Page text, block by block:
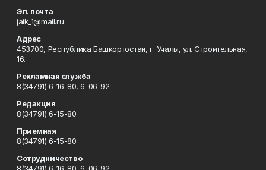
Эл. почта
jaik_1@mail.ru
Адрес
453700, Республика Башкортостан, г. Учалы, ул. Строительная,
16.
Рекламная служба
8(34791) 6-16-80, 6-06-92
Редакция
8(34791) 6-15-80
Приемная
8(34791) 6-15-80
Сотрудничество